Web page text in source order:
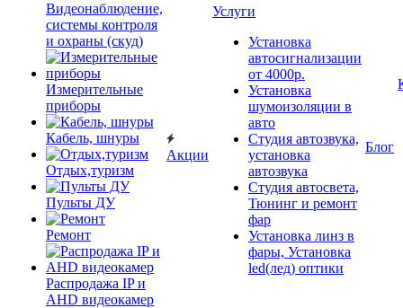
Видеонаблюдение,
системы контроля
и охраны (скуд)
Измерительные
приборы
Кабель, шнуры
Отдых,туризм
Пульты ДУ
Ремонт
Распродажа IP и
AHD видеокамер
Акции
Услуги
Установка
автосигнализации
от 4000р.
Установка
шумоизоляции в
авто
Студия автозвука,
установка
автозвука
Студия автосвета,
Тюнинг и ремонт
фар
Установка линз в
фары, Установка
led(лед) оптики
Блог